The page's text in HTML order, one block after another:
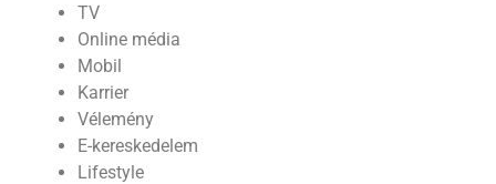
TV
Online média
Mobil
Karrier
Vélemény
E-kereskedelem
Lifestyle